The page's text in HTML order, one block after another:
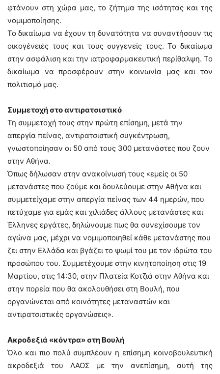
φτάνουν στη χώρα μας, το ζήτημα της ισότητας και της
νομιμοποίησης.
Το δικαίωμα να έχουν τη δυνατότητα να συναντήσουν τις
οικογένειές τους και τους συγγενείς τους. Το δικαίωμα
στην ασφάλιση και την ιατροφαρμακευτική περίθαλψη. Το
δικαίωμα να προσφέρουν στην κοινωνία μας και τον
πολιτισμό μας.
Συμμετοχή στο αντιρατσιστικό
Τη συμμετοχή τους στην πρώτη επίσημη, μετά την
απεργία πείνας, αντιρατσιστική συγκέντρωση,
γνωστοποίησαν οι 50 από τους 300 μετανάστες που ζουν
στην Αθήνα.
Όπως δήλωσαν στην ανακοίνωσή τους «εμείς οι 50
μετανάστες που ζούμε και δουλεύουμε στην Αθήνα και
συμμετείχαμε στην απεργία πείνας των 44 ημερών, που
πετύχαμε για εμάς και χιλιάδες άλλους μετανάστες και
Έλληνες εργάτες, δηλώνουμε πως θα συνεχίσουμε τον
αγώνα μας, μέχρι να νομιμοποιηθεί κάθε μετανάστης που
ζει στην Ελλάδα και βγάζει το ψωμί του με τον ιδρώτα του
προσώπου του. Συμμετέχουμε στην κινητοποίηση στις 19
Μαρτίου, στις 14:30, στην Πλατεία Κοτζιά στην Αθήνα και
στην πορεία που θα ακολουθήσει στη Βουλή, που
οργανώνεται από κοινότητες μεταναστών και
αντιρατσιστικές οργανώσεις».
Ακροδεξιά «κόντρα» στη Βουλή
Όλο και πιο πολύ συμπλέουν η επίσημη κοινοβουλευτική
ακροδεξιά του ΛΑΟΣ με την ανεπίσημη, αυτή της